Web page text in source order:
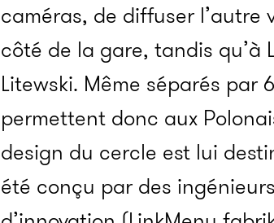
caméras, de diffuser l’autre
côté de la gare, tandis qu’à
Litewski. Même séparés par
permettent donc aux
design du cercle est lui
été conçu par des